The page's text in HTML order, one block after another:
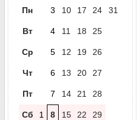
Пн 3 10 17 24 31
Вт 4 11 18 25
Ср 5 12 19 26
Чт 6 13 20 27
Пт 7 14 21 28
Сб 1 8 15 22 29